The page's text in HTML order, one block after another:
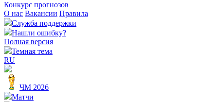
Конкурс прогнозов
О нас Вакансии Правила
Служба поддержки
Нашли ошибку?
Полная версия
Темная тема
RU
ЧМ 2026
Матчи